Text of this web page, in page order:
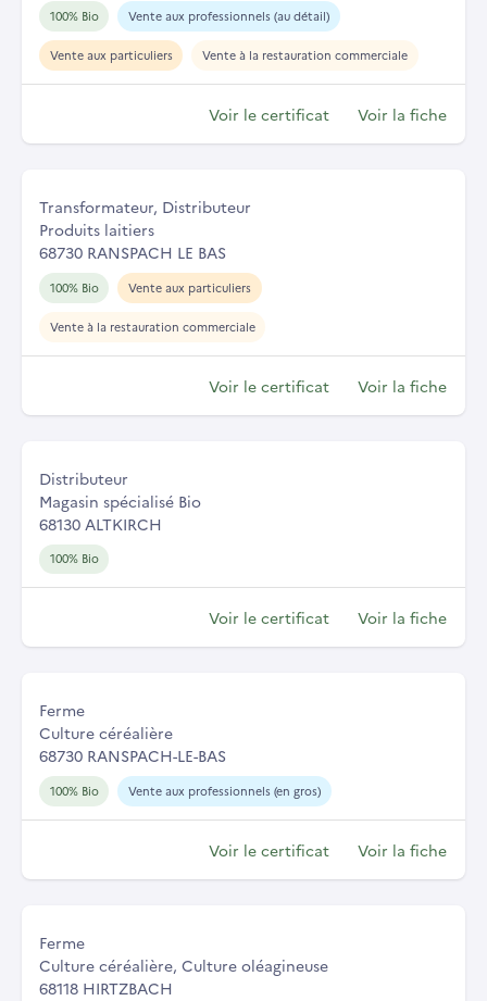
100% Bio Vente aux professionnels (au détail)
Vente aux particuliers Vente à la restauration commerciale
Voir le certificat Voir la fiche
Transformateur, Distributeur
Produits laitiers
68730 RANSPACH LE BAS
100% Bio Vente aux particuliers
Vente à la restauration commerciale
Voir le certificat Voir la fiche
Distributeur
Magasin spécialisé Bio
68130 ALTKIRCH
100% Bio
Voir le certificat Voir la fiche
Ferme
Culture céréalière
68730 RANSPACH-LE-BAS
100% Bio Vente aux professionnels (en gros)
Voir le certificat Voir la fiche
Ferme
Culture céréalière, Culture oléagineuse
68118 HIRTZBACH